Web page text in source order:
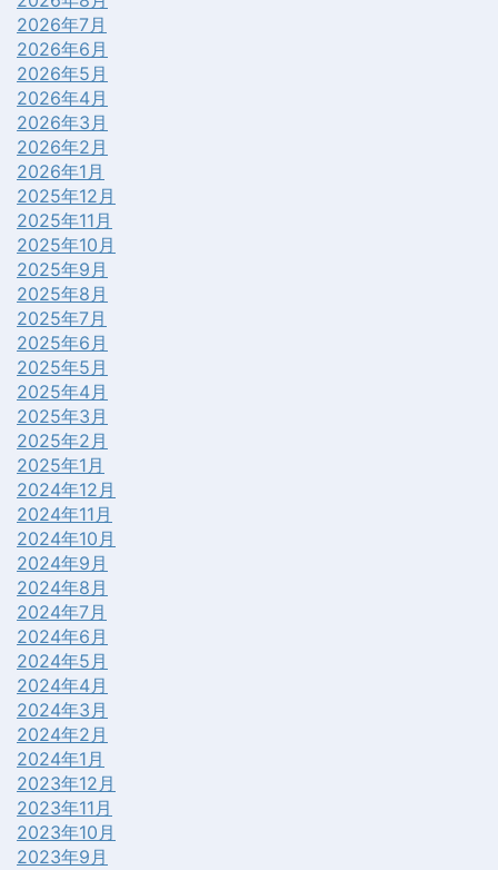
2026年7月
2026年6月
2026年5月
2026年4月
2026年3月
2026年2月
2026年1月
2025年12月
2025年11月
2025年10月
2025年9月
2025年8月
2025年7月
2025年6月
2025年5月
2025年4月
2025年3月
2025年2月
2025年1月
2024年12月
2024年11月
2024年10月
2024年9月
2024年8月
2024年7月
2024年6月
2024年5月
2024年4月
2024年3月
2024年2月
2024年1月
2023年12月
2023年11月
2023年10月
2023年9月